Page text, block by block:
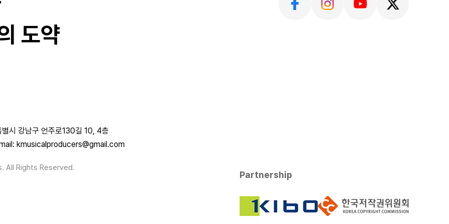
도약
별시 강남구 언주로130길 10, 4층
kmusicalproducers@gmail.com
All Rights Reserved.
Partnership